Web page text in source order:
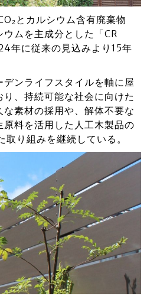
とカルシウム含有廃棄物
ムを主成分とした「CR
年に従来の見込みより15年
ンライフスタイルを軸に屋
、持続可能な社会に向けた
素材の採用や、解体不要な
原料を活用した人工木製品の
り組みを継続している。